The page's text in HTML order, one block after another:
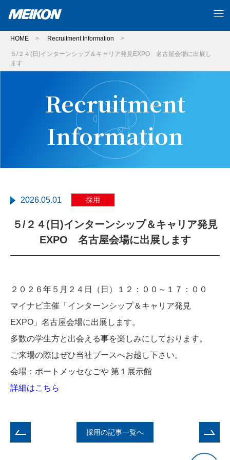
HOME > Recruitment Information >
５/２４(日)インターンシップ＆キャリア発見EXPO 名古屋会場に出展し
ます
Recruitment
Information
2026.05.01 採用
５/２４(日)インターンシップ＆キャリア発見
EXPO 名古屋会場に出展します
２０２６年５月２４日（日）１２：００～１７：００
マイナビ主催「インターンシップ＆キャリア発見
EXPO」名古屋会場に出展します。
多数の学生方と出会える事を楽しみにしております。
ご来場の際はぜひ当社ブースへお越し下さい。
会場：ポートメッセなごや 第１展示館
詳細はこちら
採用の記事一覧へ